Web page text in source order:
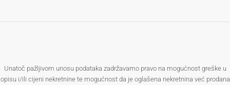
Unatoč pažljivom unosu podataka zadržavamo pravo na mogućnost greške u
opisu i/ili cijeni nekretnine te mogućnost da je oglašena nekretnina već prodana